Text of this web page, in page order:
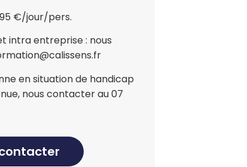
€/jour/pers.
intra entreprise : nous
en situation de handicap
nous contacter au 07